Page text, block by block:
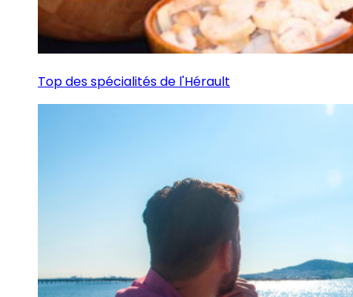
Top des spécialités de l'Hérault